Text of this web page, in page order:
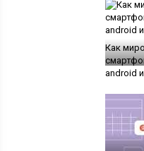
Как
android